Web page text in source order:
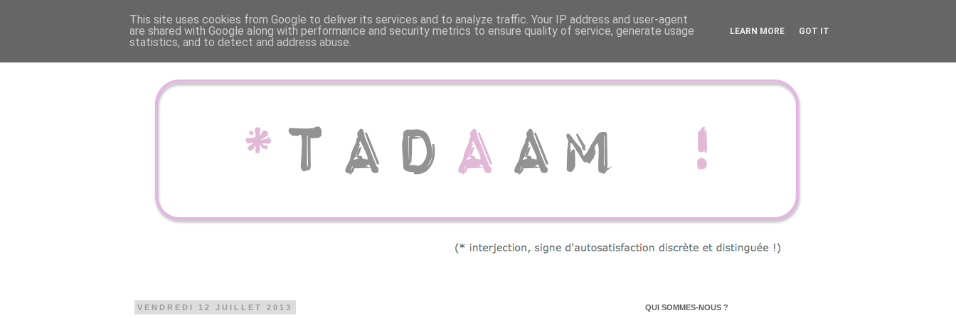
VENDREDI 12 JUILLET 2013 QUI SOMMES-NOUS ?
This site uses cookies from Google to deliver its services and to analyze traffic. Your IP address and user-agent
are shared with Google along with performance and security metrics to ensure quality of service, generate usage
statistics, and to detect and address abuse.
LEARN MORE GOT IT